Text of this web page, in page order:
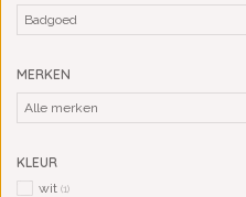
MERKEN
KLEUR
wit (1)